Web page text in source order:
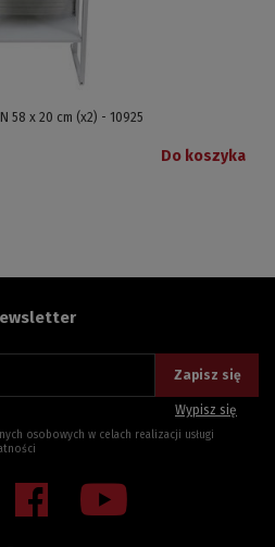
58 x 20 cm (x2) - 10925
Do koszyka
Zapisz się
Wypisz się
osobowych w celach realizacji usługi